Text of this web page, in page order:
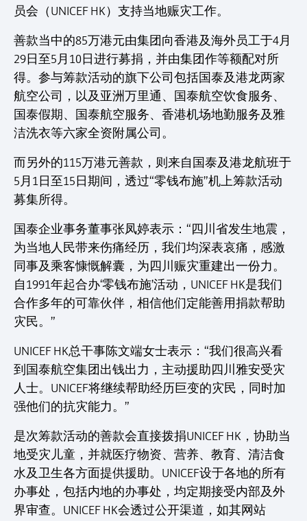
员会（UNICEF HK）支持当地赈灾工作。
善款当中的85万港元由集团向香港及海外员工于4月
29日至5月10日进行募捐，并由集团作等额配对所
得。参与筹款活动的旗下公司包括国泰及港龙两家
航空公司，以及亚洲万里通、国泰航空饮食服务、
国泰假期、国泰航空服务、香港机场地勤服务及雅
洁洗衣等六家全资附属公司。
而另外的115万港元善款，则来自国泰及港龙航班于
5月1日至15日期间，透过“零钱布施”机上筹款活动
募集所得。
国泰企业事务董事张凤婷表示：“四川省发生地震，
为当地人民带来伤痛经历，我们均深表哀痛，感激
同事及乘客慷慨解囊，为四川赈灾重建出一份力。
自1991年起合办‘零钱布施’活动，UNICEF HK是我们
合作多年的可靠伙伴，相信他们定能善用捐款帮助
灾民。”
UNICEF HK总干事陈文端女士表示：“我们很高兴看
到国泰航空集团出钱出力，主动援助四川雅安受灾
人士。UNICEF将继续帮助经历巨变的灾民，同时加
强他们的抗灾能力。”
是次筹款活动的善款会直接拨捐UNICEF HK，协助当
地受灾儿童，并就医疗物资、营养、教育、清洁食
水及卫生各方面提供援助。UNICEF设于各地的所有
办事处，包括内地的办事处，均定期接受内部及外
界审查。UNICEF HK会透过公开渠道，如其网站